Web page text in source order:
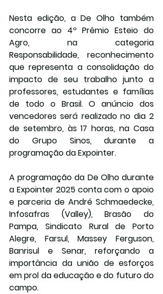
Nesta edição, a De Olho também
concorre ao 4º Prêmio Esteio do
Agro, na categoria
Responsabilidade, reconhecimento
que representa a consolidação do
impacto de seu trabalho junto a
professores, estudantes e famílias
de todo o Brasil. O anúncio dos
vencedores será realizado no dia 2
de setembro, às 17 horas, na Casa
do Grupo Sinos, durante a
programação da Expointer.
A programação da De Olho durante
a Expointer 2025 conta com o apoio
e parceria de André Schmaedecke,
Infosafras (Valley), Brasão do
Pampa, Sindicato Rural de Porto
Alegre, Farsul, Massey Ferguson,
Banrisul e Senar, reforçando a
importância da união de esforços
em prol da educação e do futuro do
campo.